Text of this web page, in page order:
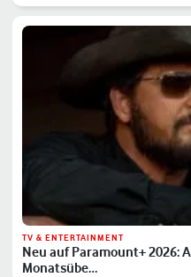
TV & ENTERTAINMENT
Neu auf Paramount+ 2026:
Monatsübe…